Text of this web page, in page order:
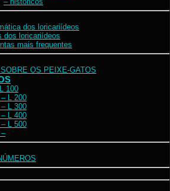
dos loricariídeos
dos loricariídeos
mais frequentes
OS PEIXE-GATOS
100
– L 200
– L 300
– L 400
– L 500